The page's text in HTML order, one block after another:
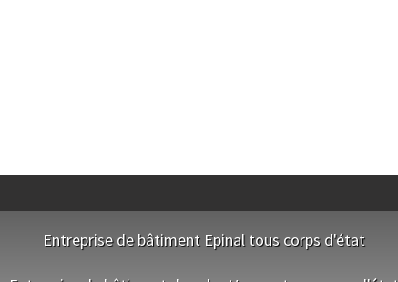
Entreprise de bâtiment Epinal tous corps d'état